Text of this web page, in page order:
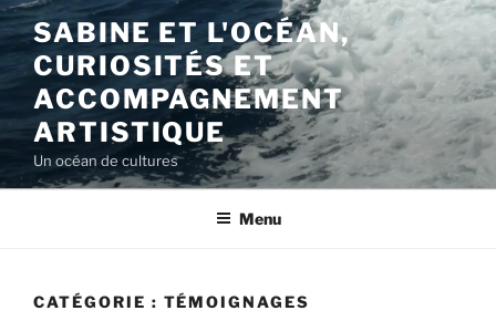
Aller
au
contenu
principal
SABINE ET L'OCÉAN,
CURIOSITÉS ET
ACCOMPAGNEMENT
ARTISTIQUE
Un océan de cultures
Menu
CATÉGORIE : TÉMOIGNAGES